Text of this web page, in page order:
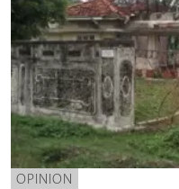
OPINION